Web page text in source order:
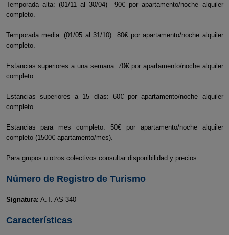
Temporada alta: (01/11 al 30/04) 90€ por apartamento/noche alquiler
completo.
Temporada media: (01/05 al 31/10) 80€ por apartamento/noche alquiler
completo.
Estancias superiores a una semana: 70€ por apartamento/noche alquiler
completo.
Estancias superiores a 15 días: 60€ por apartamento/noche alquiler
completo.
Estancias para mes completo: 50€ por apartamento/noche alquiler
completo (1500€ apartamento/mes).
Para grupos u otros colectivos consultar disponibilidad y precios.
Número de Registro de Turismo
Signatura: A.T. AS-340
Características